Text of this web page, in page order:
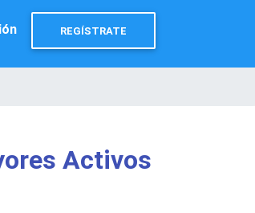
REGÍSTRATE
Activos